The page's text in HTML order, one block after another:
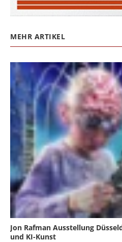
MEHR ARTIKEL
Jon Rafman Ausstellung
und KI-Kunst